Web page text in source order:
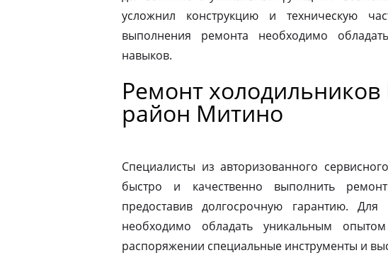
усложнил конструкцию и техническую
выполнения ремонта необходимо
навыков.
Ремонт
район Митино
Специалисты из авторизованного
быстро и качественно выполнить
предоставив долгосрочную гарантию.
необходимо обладать уникальным
распоряжении специальные инструменты и